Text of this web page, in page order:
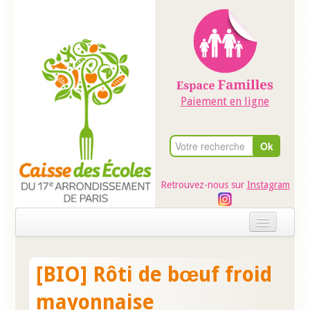
Paiement en ligne
Retrouvez-nous sur Instagram
Evénements
Ateliers dans les écoles
[BIO] Rôti de bœuf froid
mayonnaise